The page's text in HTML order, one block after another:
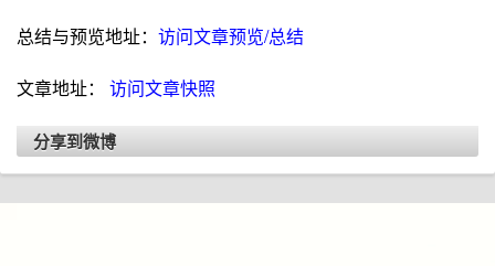
总结与预览地址： 访问文章预览/总结
文章地址： 访问文章快照
分享到微博